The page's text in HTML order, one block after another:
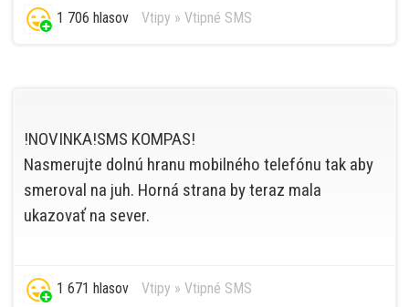
1 706 hlasov Vtipy » Vtipné SMS
!NOVINKA!SMS KOMPAS!
Nasmerujte dolnú hranu mobilného telefónu tak aby
smeroval na juh. Horná strana by teraz mala
ukazovať na sever.
1 671 hlasov Vtipy » Vtipné SMS